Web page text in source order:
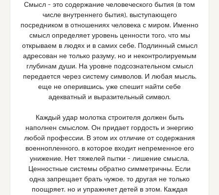
Смысл – это содержание человеческого бытия (в том
числе внутреннего бытия), выступающего
посредником в отношениях человека с миром. Именно
смысл определяет уровень ценности того, что мы
открываем в людях и в самих себе. Подлинный смысл
адресован не только разуму, но и неконтролируемым
глубинам души. На уровне подсознательном смысл
передается через систему символов. И любая мысль,
еще не оперившись, уже спешит найти себе
адекватный и выразительный символ.
Каждый удар молотка строителя должен быть
наполнен смыслом. Он придает гордость и энергию
любой профессии. В этом их отличие от содержания
военнопленного, в которое входит непременное его
унижение. Нет тяжелей пытки – лишение смысла.
Ценностные системы обратно симметричны. Если
одна запрещает брать чужое, то другая не только
поощряет, но и упражняет детей в этом. Каждая